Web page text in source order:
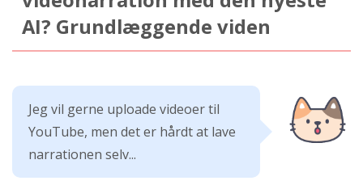
AI? Grundlæggende viden
Jeg vil gerne uploade videoer til
YouTube, men det er hårdt at lave
narrationen selv...